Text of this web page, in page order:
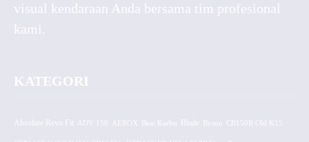
visual kendaraan Anda bersama tim profesional
kami.
KATEGORI
Absolute Revo Fit ADV 150 AEROX CB150R Old K15